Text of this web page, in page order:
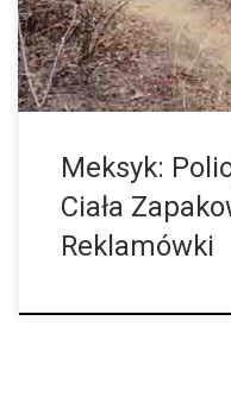
przez anonimowy telefon,
ciał, które były
Meksyk:
Ciała
Reklamówki